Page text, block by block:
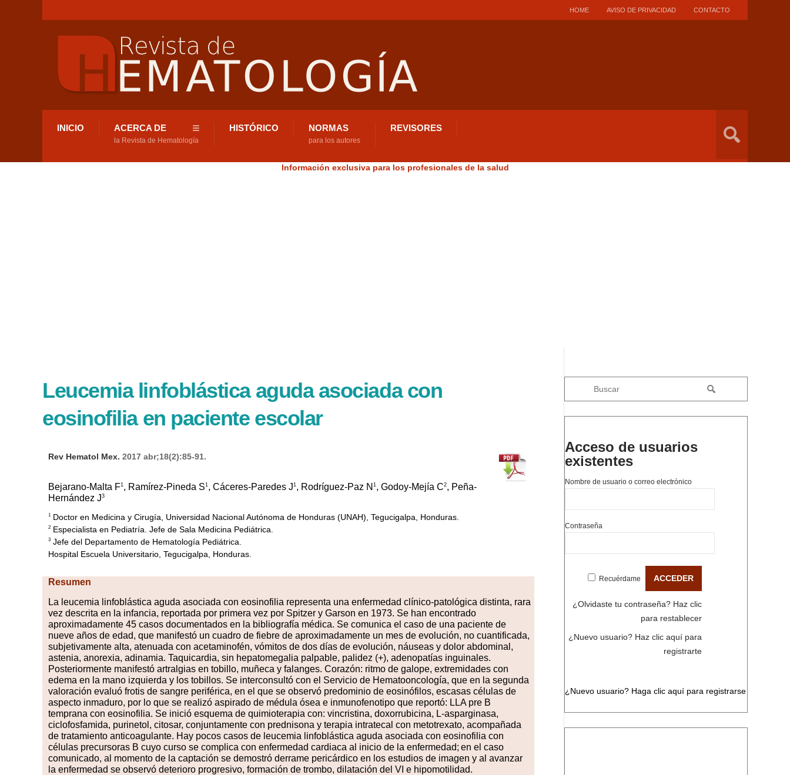
HOME AVISO DE PRIVACIDAD CONTACTO
INICIO ACERCA DE
la Revista de Hematología
HISTÓRICO NORMAS
para los autores
REVISORES
Información exclusiva para los profesionales de la salud
Leucemia linfoblástica aguda asociada con
eosinofilia en paciente escolar
Rev Hematol Mex. 2017 abr;18(2):85-91.
Bejarano-Malta F1 , Ramírez-Pineda S1 , Cáceres-Paredes J1 , Rodríguez-Paz N 1 , Godoy-Mejía C2, Peña-
Hernández J3
1 Doctor en Medicina y Cirugía, Universidad Nacional Autónoma de Honduras (UNAH), Tegucigalpa, Honduras.
2 Especialista en Pediatría. Jefe de Sala Medicina Pediátrica.
3 Jefe del Departamento de Hematología Pediátrica.
Hospital Escuela Universitario, Tegucigalpa, Honduras.
Resumen
La leucemia linfoblástica aguda asociada con eosinofilia representa una enfermedad clínico-patológica distinta, rara
vez descrita en la infancia, reportada por primera vez por Spitzer y Garson en 1973. Se han encontrado
aproximadamente 45 casos documentados en la bibliografía médica. Se comunica el caso de una paciente de
nueve años de edad, que manifestó un cuadro de fiebre de aproximadamente un mes de evolución, no cuantificada,
subjetivamente alta, atenuada con acetaminofén, vómitos de dos días de evolución, náuseas y dolor abdominal,
astenia, anorexia, adinamia. Taquicardia, sin hepatomegalia palpable, palidez (+), adenopatías inguinales.
Posteriormente manifestó artralgias en tobillo, muñeca y falanges. Corazón: ritmo de galope, extremidades con
edema en la mano izquierda y los tobillos. Se interconsultó con el Servicio de Hematooncología, que en la segunda
valoración evaluó frotis de sangre periférica, en el que se observó predominio de eosinófilos, escasas células de
aspecto inmaduro, por lo que se realizó aspirado de médula ósea e inmunofenotipo que reportó: LLA pre B
temprana con eosinofilia. Se inició esquema de quimioterapia con: vincristina, doxorrubicina, L-asparginasa,
ciclofosfamida, purinetol, citosar, conjuntamente con prednisona y terapia intratecal con metotrexato, acompañada
de tratamiento anticoagulante. Hay pocos casos de leucemia linfoblástica aguda asociada con eosinofilia con
células precursoras B cuyo curso se complica con enfermedad cardiaca al inicio de la enfermedad; en el caso
comunicado, al momento de la captación se demostró derrame pericárdico en los estudios de imagen y al avanzar
la enfermedad se observó deterioro progresivo, formación de trombo, dilatación del VI e hipomotilidad.
Acceso de usuarios
existentes
Nombre de usuario o correo electrónico
Contraseña
Recuérdame
¿Olvidaste tu contraseña? Haz clic
para restablecer
¿Nuevo usuario? Haz clic aquí para
registrarte
¿Nuevo usuario? Haga clic aquí para registrarse